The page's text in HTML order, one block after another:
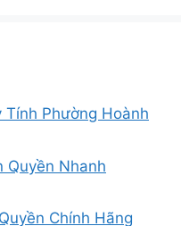
Tính Phường Hoành
Quyền Nhanh
Chính Hãng